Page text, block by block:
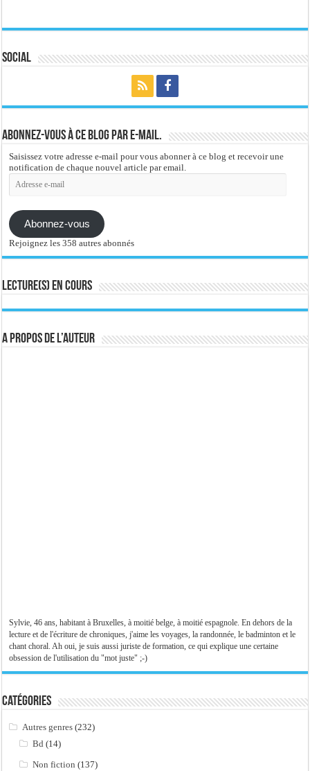
Social
Abonnez-vous à ce blog par e-mail.
Saisissez votre adresse e-mail pour vous abonner à ce blog et recevoir une
notification de chaque nouvel article par email.
Adresse
e-
Abonnez-vous
Rejoignez les 358 autres abonnés
Lecture(s) en cours
A propos de l’auteur
Sylvie, 46 ans, habitant à Bruxelles, à moitié belge, à moitié espagnole. En dehors de la
lecture et de l'écriture de chroniques, j'aime les voyages, la randonnée, le badminton et le
chant choral. Ah oui, je suis aussi juriste de formation, ce qui explique une certaine
obsession de l'utilisation du "mot juste" ;-)
Catégories
Autres genres (232)
Bd (14)
Non fiction (137)